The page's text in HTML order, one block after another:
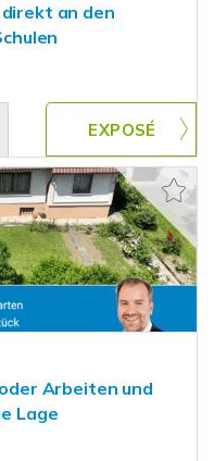
direkt an den
oder Arbeiten und
Lage